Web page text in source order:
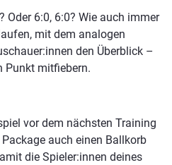
Oder 6:0, 6:0? Wie auch immer
mit dem analogen
den Überblick –
Punkt mitfiebern.
vor dem nächsten Training
auch einen Ballkorb
die Spieler:innen deines